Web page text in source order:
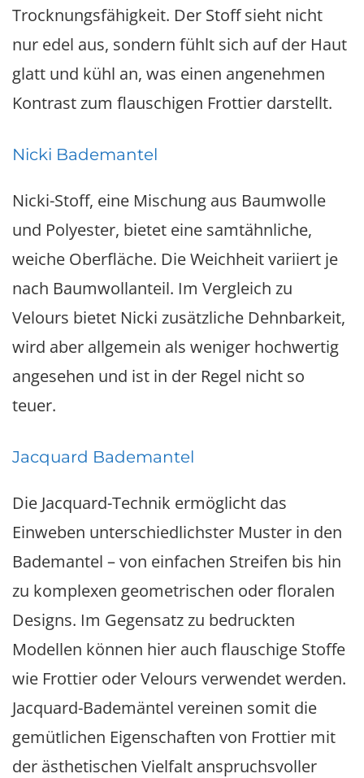
Trocknungsfähigkeit. Der Stoff sieht nicht
nur edel aus, sondern fühlt sich auf der Haut
glatt und kühl an, was einen angenehmen
Kontrast zum flauschigen Frottier darstellt.
Nicki Bademantel
Nicki-Stoff, eine Mischung aus Baumwolle
und Polyester, bietet eine samtähnliche,
weiche Oberfläche. Die Weichheit variiert je
nach Baumwollanteil. Im Vergleich zu
Velours bietet Nicki zusätzliche Dehnbarkeit,
wird aber allgemein als weniger hochwertig
angesehen und ist in der Regel nicht so
teuer.
Jacquard Bademantel
Die Jacquard-Technik ermöglicht das
Einweben unterschiedlichster Muster in den
Bademantel – von einfachen Streifen bis hin
zu komplexen geometrischen oder floralen
Designs. Im Gegensatz zu bedruckten
Modellen können hier auch flauschige Stoffe
wie Frottier oder Velours verwendet werden.
Jacquard-Bademäntel vereinen somit die
gemütlichen Eigenschaften von Frottier mit
der ästhetischen Vielfalt anspruchsvoller